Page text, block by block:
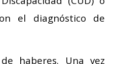
el diagnóstico de
haberes. Una vez